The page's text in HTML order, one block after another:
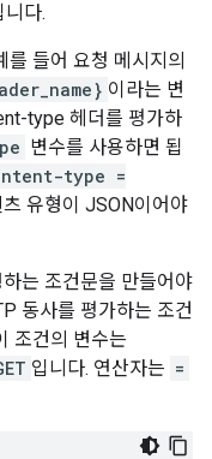
다.
들어 요청 메시지의
이라는 변
type 헤더를 평가하
변수를 사용하면 됩
type =
유형이 JSON이어야
는 조건문을 만들어야
동사를 평가하는 조건
조건의 변수는
입니다. 연산자는 =